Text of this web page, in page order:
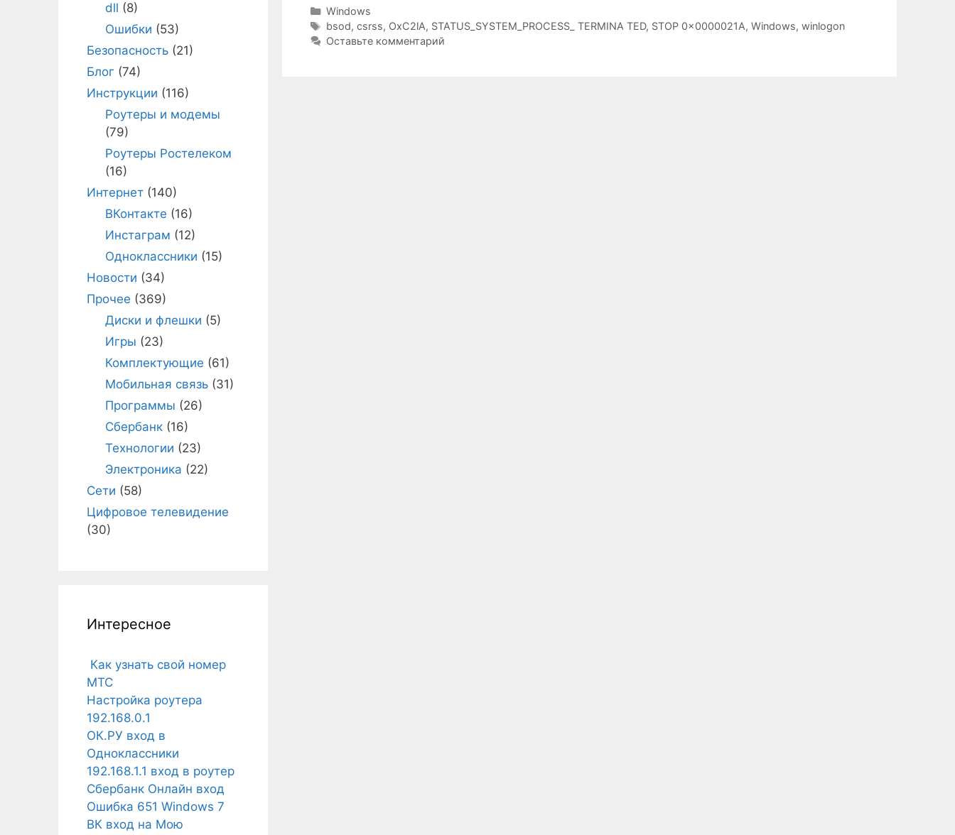
Рубрики
Windows
Метки
bsod, csrss, OxC2lA, STATUS_SYSTEM_PROCESS_ TERMINA TED, STOP 0x0000021A, Windows, winlogon
Оставьте комментарий
dll (8)
Ошибки (53)
Безопасность (21)
Блог (74)
Инструкции (116)
Роутеры и модемы
(79)
Роутеры Ростелеком
(16)
Интернет (140)
ВКонтакте (16)
Инстаграм (12)
Одноклассники (15)
Новости (34)
Прочее (369)
Диски и флешки (5)
Игры (23)
Комплектующие (61)
Мобильная связь(31)
Программы (26)
Сбербанк(16)
Технологии (23)
Электроника (22)
Сети (58)
Цифровое телевидение
(30)
Интересное
Как узнать свой номер
МТС
Настройка роутера
192.168.0.1
ОК.РУ вход в
Одноклассники
192.168.1.1 вход в роутер
Сбербанк Онлайн вход
Ошибка 651 Windows 7
ВК вход на Мою